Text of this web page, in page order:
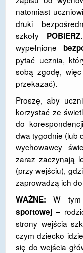
natomiast
druki
szkoły POBIERZ
wypełnione
pytać ucznia,
sobą zgodę,
przekazać).
Proszę, aby
korzystać ze
do
dwa tygodnie (lub
wychowawcy
zaraz zaczynają
(przy wejściu),
zaprowadzą ich
WAŻNE: W
sportowej –
strony wejścia
czym dziecko
się do wejścia